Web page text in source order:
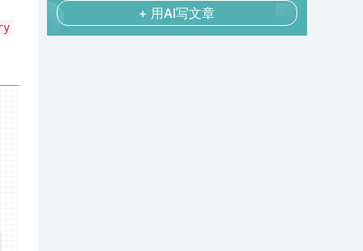
+ 用AI写文章